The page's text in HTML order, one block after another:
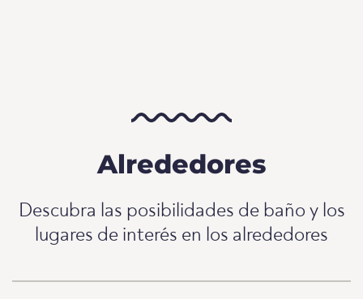
Alrededores
Descubra las posibilidades de baño y los
lugares de interés en los alrededores